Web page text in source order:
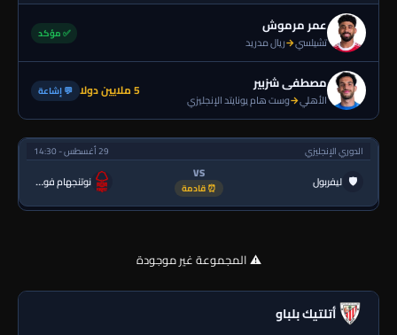
عمر مرموش
تشيلسي→ريال مدريد
✅ مؤكد
مصطفى شزبير
الأهلي→وست هام يونايتد الإنجليزي 5 ملايين دولا 💬 إشاعة
الدوري الإنجليزي 29 أغسطس - 14:30
🛡 ليفربول VS
⏰ قادمة نوتنجهام فورست
⚠️ المجموعة غير موجودة
أتلتيك بلباو